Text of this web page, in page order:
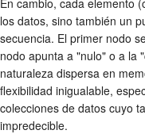
los datos, sino también un
secuencia. El primer nodo
nodo apunta a "nulo" o a la
naturaleza dispersa en
flexibilidad inigualable,
colecciones de datos cuyo
impredecible.